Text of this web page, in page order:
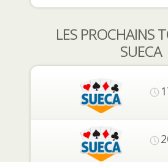
LES PROCHAINS
SUECA